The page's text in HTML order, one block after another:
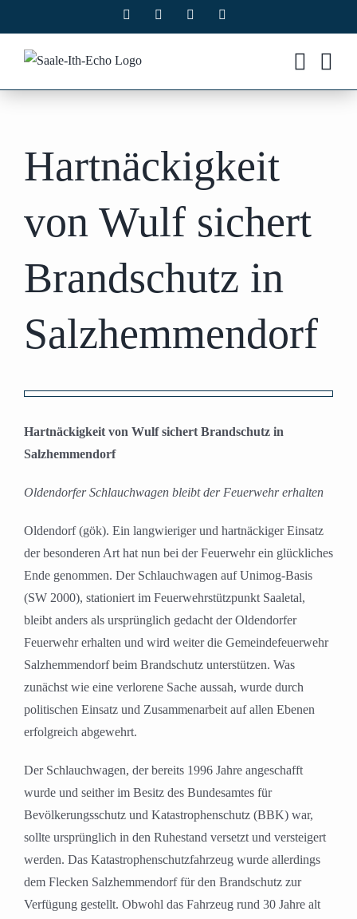
Inhalt
springen
Facebook Instagram
Hartnäckigkeit
von Wulf sichert
Brandschutz in
Salzhemmendorf
grösseres
Bild
Hartnäckigkeit von Wulf sichert Brandschutz in
Salzhemmendorf
Oldendorfer Schlauchwagen bleibt der Feuerwehr erhalten
Oldendorf (gök). Ein langwieriger und hartnäckiger Einsatz
der besonderen Art hat nun bei der Feuerwehr ein glückliches
Ende genommen. Der Schlauchwagen auf Unimog-Basis
(SW 2000), stationiert im Feuerwehrstützpunkt Saaletal,
bleibt anders als ursprünglich gedacht der Oldendorfer
Feuerwehr erhalten und wird weiter die Gemeindefeuerwehr
Salzhemmendorf beim Brandschutz unterstützen. Was
zunächst wie eine verlorene Sache aussah, wurde durch
politischen Einsatz und Zusammenarbeit auf allen Ebenen
erfolgreich abgewehrt.
Der Schlauchwagen, der bereits 1996 Jahre angeschafft
wurde und seither im Besitz des Bundesamtes für
Bevölkerungsschutz und Katastrophenschutz (BBK) war,
sollte ursprünglich in den Ruhestand versetzt und versteigert
werden. Das Katastrophenschutzfahrzeug wurde allerdings
dem Flecken Salzhemmendorf für den Brandschutz zur
Verfügung gestellt. Obwohl das Fahrzeug rund 30 Jahre alt